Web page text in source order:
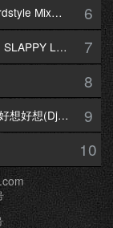
【DJ夜猫提供】大壮 - 我们不一样(Krusen Hardstyle Mix国语男) 6
GIMME EVERYTHING(SICKCODE HUNGANH SLAPPY LakHouse Mix)-VIP提供 7
8
【172Mix独家】ProdbyMend&曾培宇Jackie - 好想好想(DjRong Bounce Mix国语男) 9
10